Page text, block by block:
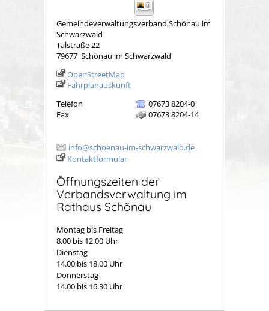
Gemeindeverwaltungsverband Schönau im
Schwarzwald
Talstraße 22
79677 Schönau im Schwarzwald
OpenStreetMap
Fahrplanauskunft
Telefon
07673 8204-0
Fax
07673 8204-14
info@schoenau-im-schwarzwald.de
Kontaktformular
Öffnungszeiten der
Verbandsverwaltung im
Rathaus Schönau
Montag bis Freitag
8.00 bis 12.00 Uhr
Dienstag
14.00 bis 18.00 Uhr
Donnerstag
14.00 bis 16.30 Uhr